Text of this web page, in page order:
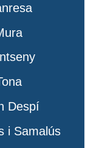
Despí
i Samalús